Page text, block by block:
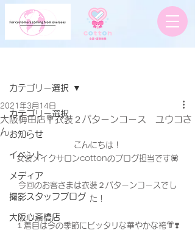
カテゴリー選択
お知らせ
イベント
メディア
撮影スタッフブログ
大阪心斎橋店
カテゴリー選択
大阪梅田店💐衣装２パターンコース ユウコさ
ん
2021年3月14日
こんにちは！
女装メイクサロンcottonのブログ担当です💟
今回のお客さまは衣装２パターンコースでし
た！
１着目は今の季節にピッタリな華やかな袴👘❣️